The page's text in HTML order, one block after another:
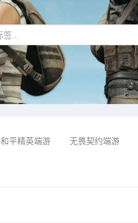
和平精英端游 无畏契约端游